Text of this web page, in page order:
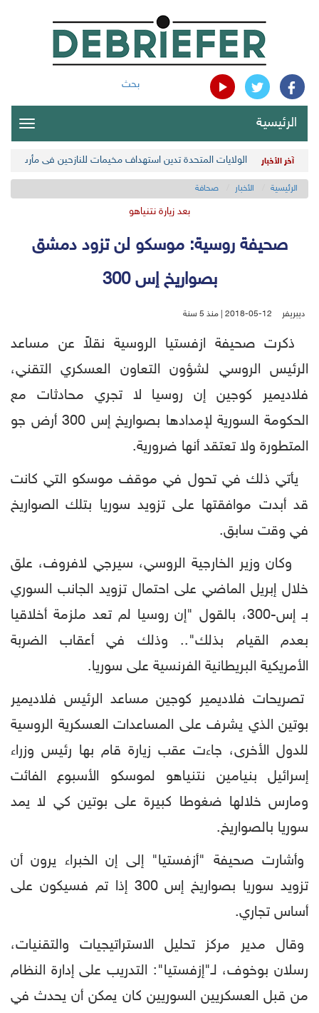
بحث
الرئيسية
آخر الأخبار الولايات المتحدة تدين استهداف مخيمات للنازحين في مأرب
الرئيسية الأخبار صحافة
بعد زيارة نتنياهو
صحيفة روسية: موسكو لن تزود دمشق
بصواريخ إس 300
ديبريفر 2018-05-12 | منذ 5 سنة
ذكرت صحيفة ازفستيا الروسية نقلاً عن مساعد
الرئيس الروسي لشؤون التعاون العسكري التقني،
فلاديمير كوجين إن روسيا لا تجري محادثات مع
الحكومة السورية لإمدادها بصواريخ إس 300 أرض جو
المتطورة ولا تعتقد أنها ضرورية.
يأتي ذلك في تحول في موقف موسكو التي كانت
قد أبدت موافقتها على تزويد سوريا بتلك الصواريخ
في وقت سابق.
وكان وزير الخارجية الروسي، سيرجي لافروف، علق
خلال إبريل الماضي على احتمال تزويد الجانب السوري
بـ إس-300، بالقول "إن روسيا لم تعد ملزمة أخلاقيا
بعدم القيام بذلك".. وذلك في أعقاب الضربة
الأمريكية البريطانية الفرنسية على سوريا.
تصريحات فلاديمير كوجين مساعد الرئيس فلاديمير
بوتين الذي يشرف على المساعدات العسكرية الروسية
للدول الأخرى، جاءت عقب زيارة قام بها رئيس وزراء
إسرائيل بنيامين نتنياهو لموسكو الأسبوع الفائت
ومارس خلالها ضغوطا كبيرة على بوتين كي لا يمد
سوريا بالصواريخ.
وأشارت صحيفة "أزفستيا" إلى إن الخبراء يرون أن
تزويد سوريا بصواريخ إس 300 إذا تم فسيكون على
أساس تجاري.
وقال مدير مركز تحليل الاستراتيجيات والتقنيات،
رسلان بوخوف، لـ"إزفستيا": التدريب على إدارة النظام
من قبل العسكريين السوريين كان يمكن أن يحدث في